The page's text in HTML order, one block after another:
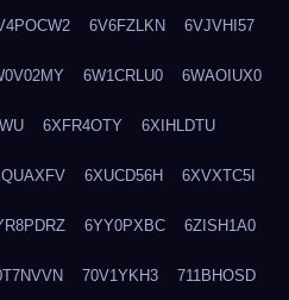
6V6FZLKN 6VJVHI57
6W1CRLU0 6WAOIUX0
6XFR4OTY 6XIHLDTU
6XUCD56H 6XVXTC5I
6YY0PXBC 6ZISH1A0
70V1YKH3 711BHOSD